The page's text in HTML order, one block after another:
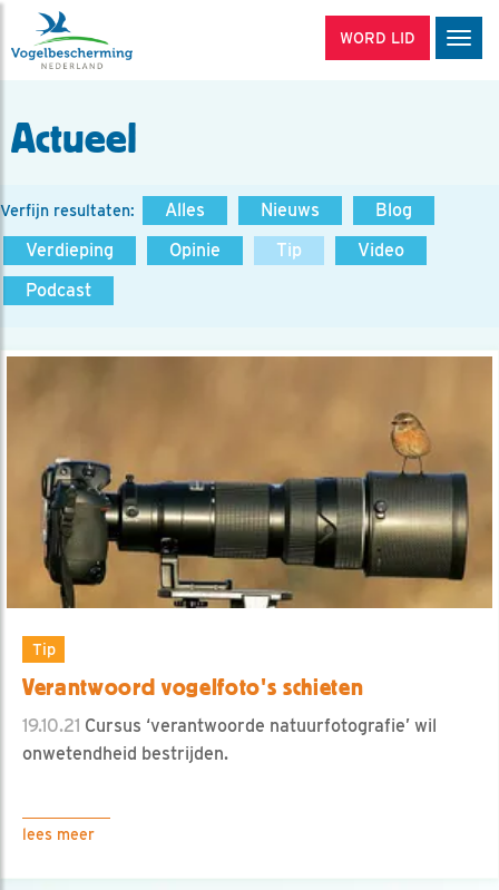
WORD LID
Actueel
Verfijn resultaten: Alles Nieuws
Blog
Verdieping
Opinie Tip
Video
Podcast
Tip
Verantwoord vogelfoto's schieten
19.10.21 Cursus ‘verantwoorde natuurfotografie’ wil
onwetendheid bestrijden.
lees meer